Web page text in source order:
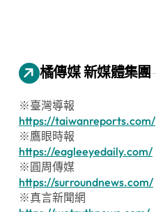
橘傳媒 新媒體集團
※臺灣導報
https://taiwanreports.com/
※鷹眼時報
https://eagleeyedaily.com/
※圓周傳媒
https://surroundnews.com/
※真言新聞網